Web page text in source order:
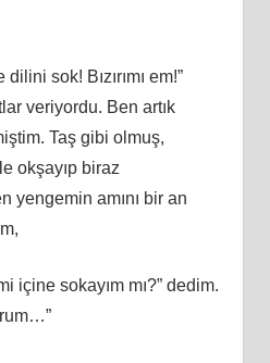
sok! Bızırımı em!”
veriyordu. Ben artık
Taş gibi olmuş,
okşayıp biraz
yengemin amını bir an
içine sokayım mı?” dedim.